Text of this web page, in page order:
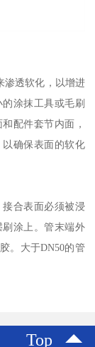
渗透软化，以增进
涂抹工具或毛刷
配件套节内面，
确保表面的软化
合表面必须被浸
涂上。管末端外
。大于DN50的管
Top